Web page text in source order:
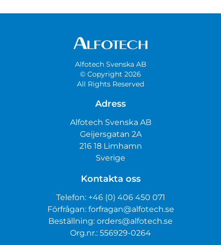
Alfotech Svenska AB
© Copyright 2026
All Rights Reserved
Adress
Alfotech Svenska AB
Geijersgatan 2A
216 18 Limhamn
Sverige
Kontakta oss
Telefon: +46 (0) 406 450 071
Förfrågan: forfragan@alfotech.se
Beställning: orders@alfotech.se
Org.nr.: 556929-0264